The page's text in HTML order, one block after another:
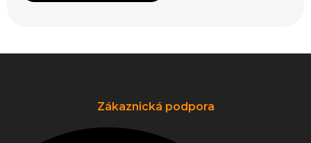
Zákaznická podpora